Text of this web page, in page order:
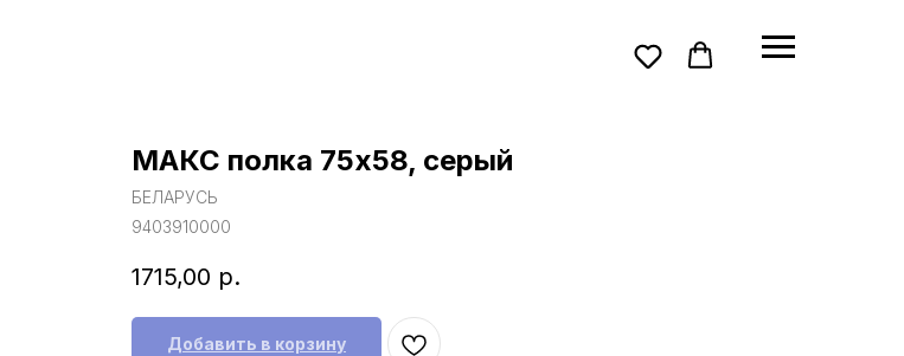
МАКС полка 75х58, серый
БЕЛАРУСЬ
9403910000
1715,00 р.
Добавить в корзину